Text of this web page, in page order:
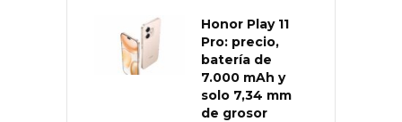
Honor Play 11
Pro: precio,
batería de
7.000 mAh y
solo 7,34 mm
de grosor